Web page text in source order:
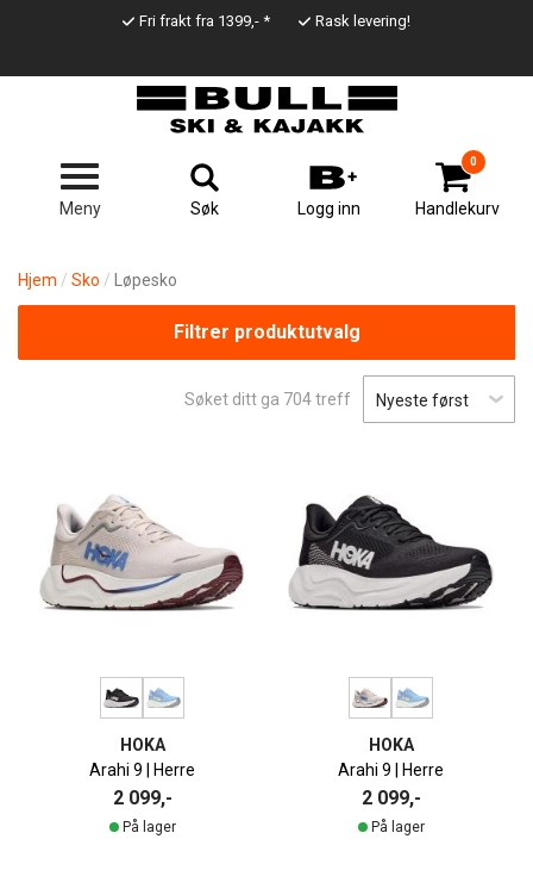
Line
Fri frakt fra 1399,- * Rask levering!
Meny Søk Logg inn Handlekurv
0
Hjem Sko Løpesko
Filtrer produktutvalg
Søket ditt ga 704treff
HOKA
Arahi 9 | Herre
2 099,-
På lager
HOKA
Arahi 9 | Herre
2 099,-
På lager